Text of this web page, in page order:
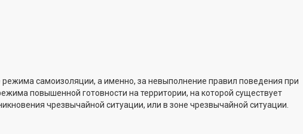
самоизоляции, а именно, за невыполнение правил поведения при
повышенной готовности на территории, на которой существует
чрезвычайной ситуации, или в зоне чрезвычайной ситуации.